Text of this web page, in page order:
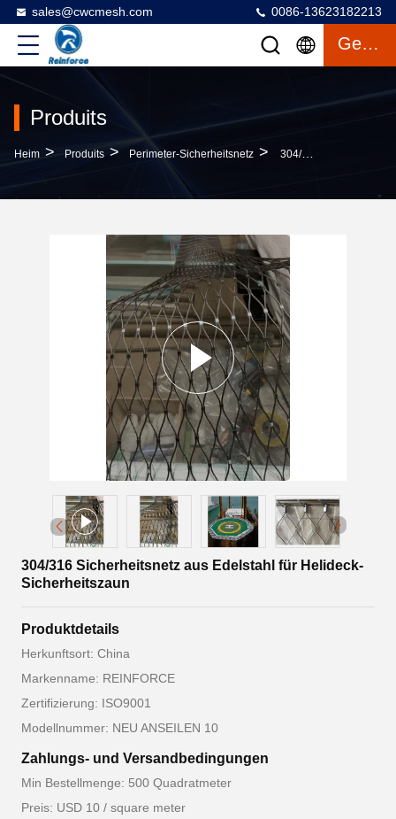
sales@cwcmesh.com 0086-13623182213
Gespräch
Produits
Heim > Produits > Perimeter-Sicherheitsnetz > 304/316 Sicherheitsnetz Aus Edelstahl Für Helideck-Sicherheitszaun
304/316 Sicherheitsnetz aus Edelstahl für Helideck-
Sicherheitszaun
Produktdetails
Herkunftsort: China
Markenname: REINFORCE
Zertifizierung: ISO9001
Modellnummer: NEU ANSEILEN 10
Zahlungs- und Versandbedingungen
Min Bestellmenge: 500 Quadratmeter
Preis: USD 10 / square meter